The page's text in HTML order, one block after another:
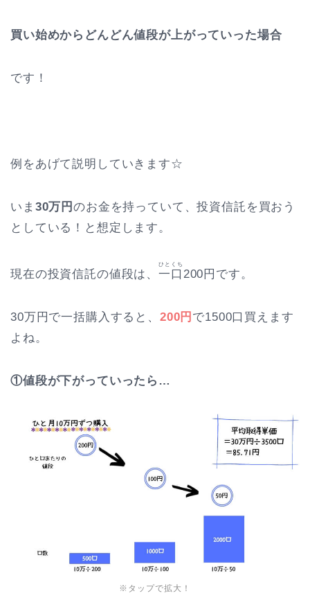
買い始めからどんどん値段が上がっていった場合
です！
例をあげて説明していきます☆
いま 30万円のお金を持っていて、投資信託を買おう
としている！と想定します。
現在の投資信託の値段は、一口
ひとくち
200円です。
30万円で一括購入すると、 200円 で1500口買えます
よね。
①値段が下がっていったら…
※タップで拡大！